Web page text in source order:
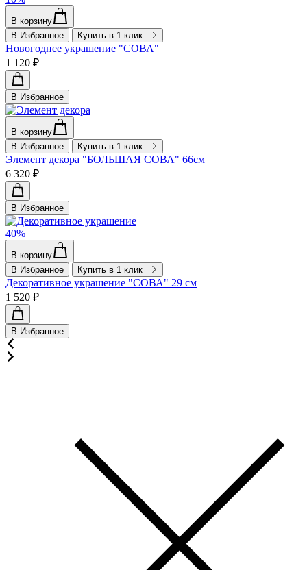
В корзину
В Избранное
Купить в 1 клик
Новогоднее украшение "СОВА"
1 120 ₽
В Избранное
В корзину
В Избранное
Купить в 1 клик
Элемент декора "БОЛЬШАЯ СОВА" 66см
6 320 ₽
В Избранное
40%
В корзину
В Избранное
Купить в 1 клик
Декоративное украшение "СОВА" 29 см
1 520 ₽
В Избранное